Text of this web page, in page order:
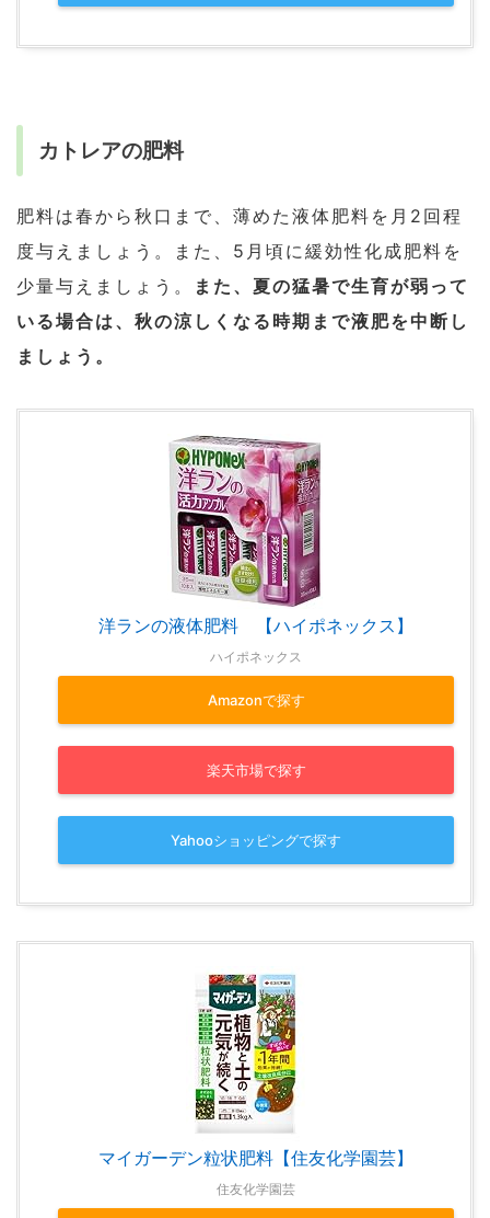
カトレアの肥料
肥料は春から秋口まで、薄めた液体肥料を月2回程
度与えましょう。また、5月頃に緩効性化成肥料を
少量与えましょう。
また、夏の猛暑で生育が弱って
いる場合は、秋の涼しくなる時期まで液肥を中断し
ましょう。
洋ランの液体肥料 【ハイポネックス】
ハイポネックス
Amazonで探す
楽天市場で探す
Yahooショッピングで探す
マイガーデン粒状肥料【住友化学園芸】
住友化学園芸